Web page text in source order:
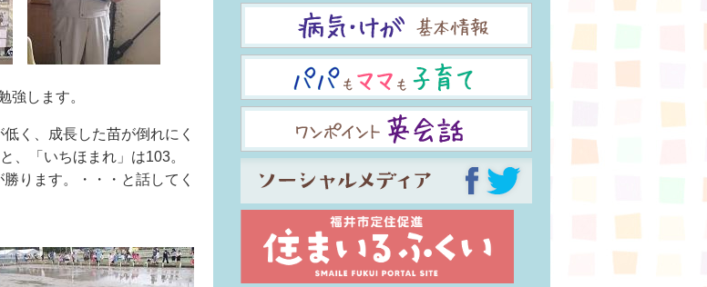
強します。
く、成長した苗が倒れにく
、「いちほまれ」は103。
ります。・・・と話してく